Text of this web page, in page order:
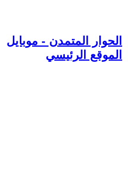
الحوار المتمدن - موبايل
الموقع الرئيسي